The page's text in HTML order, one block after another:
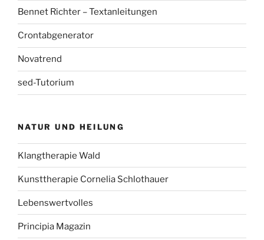
Bennet Richter – Textanleitungen
Crontabgenerator
Novatrend
sed-Tutorium
NATUR UND HEILUNG
Klangtherapie Wald
Kunsttherapie Cornelia Schlothauer
Lebenswertvolles
Principia Magazin